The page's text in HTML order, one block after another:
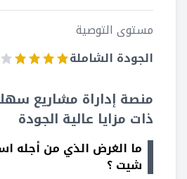
مستوى التوصية
الجودة الشاملة
منصة إداراة مشاريع
ذات مزايا عالية الجودة
ما الغرض الذي من أجله
شيت ؟